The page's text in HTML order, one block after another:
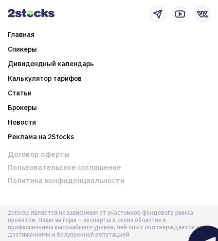
Главная
Спикеры
Дивидендный календарь
Калькулятор тарифов
Статьи
Брокеры
Новости
Реклама на 2Stocks
2stocks является независимым от участников фондового рынка
проектом. Наши авторы – эксперты в своих областях и
профессионалы высочайшего уровня, чей опыт подтверждается их
достижениями и безупречной репутацией
Договор оферты
Пользовательское соглашение
Политика конфиденциальности